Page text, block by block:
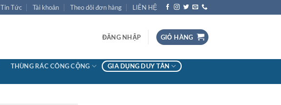
Tin Tức Tài khoản Theo dõi đơn hàng LIÊN HỆ
ĐĂNG NHẬP GIỎ HÀNG
THÙNG RÁC CÔNG CỘNG
GIA DỤNG DUY TÂN